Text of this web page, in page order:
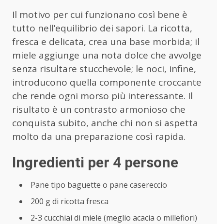
Il motivo per cui funzionano così bene è
tutto nell’equilibrio dei sapori. La ricotta,
fresca e delicata, crea una base morbida; il
miele aggiunge una nota dolce che avvolge
senza risultare stucchevole; le noci, infine,
introducono quella componente croccante
che rende ogni morso più interessante. Il
risultato è un contrasto armonioso che
conquista subito, anche chi non si aspetta
molto da una preparazione così rapida.
Ingredienti per 4 persone
Pane tipo baguette o pane casereccio
200 g di ricotta fresca
2-3 cucchiai di miele (meglio acacia o millefiori)